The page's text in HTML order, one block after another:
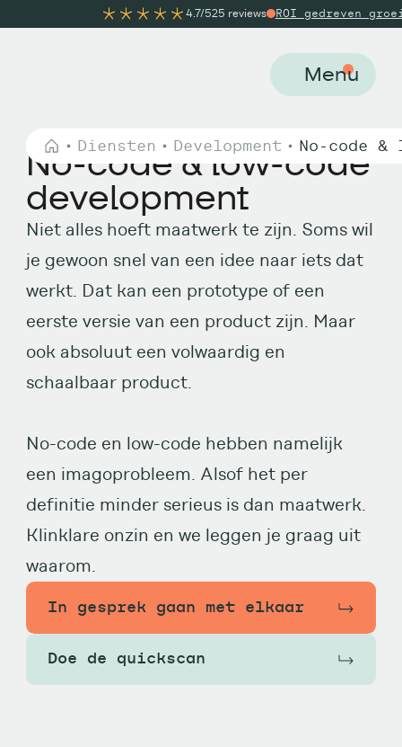
25 reviews ROI gedreven groei Tech gebouwd
Menu
Diensten Development No-code &
No-code & low-code
development
Niet alles hoeft maatwerk te zijn. Soms wil
je gewoon snel van een idee naar iets dat
werkt. Dat kan een prototype of een
eerste versie van een product zijn. Maar
ook absoluut een volwaardig en
schaalbaar product.
No-code en low-code hebben namelijk
een imagoprobleem. Alsof het per
definitie minder serieus is dan maatwerk.
Klinklare onzin en we leggen je graag uit
waarom.
In gesprek gaan met elkaar
Doe de quickscan